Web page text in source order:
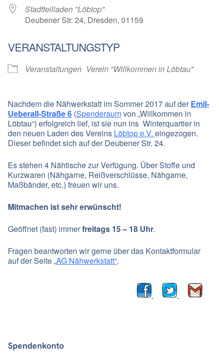
Stadtteilladen "Löbtop"
Deubener Str. 24, Dresden, 01159
VERANSTALTUNGSTYP
Veranstaltungen Verein "Willkommen in Löbtau"
Nachdem die Nähwerkstatt im Sommer 2017 auf derEmil-
Ueberall-Straße 6 (Spenderaumvon „Willkommen in
Löbtau“) erfolgreich lief, ist sie nun ins Winterquartier in
den neuen Laden des Vereins Löbtop e.V. eingezogen.
Dieser befindet sich auf der Deubener Str. 24.
Es stehen 4 Nähtische zur Verfügung. Über Stoffe und
Kurzwaren (Nähgarne, Reißverschlüsse, Nähgarne,
Maßbänder, etc.) freuen wir uns.
Mitmachen ist sehr erwünscht!
Geöffnet (fast) immerfreitags 15 – 18 Uhr.
Fragen beantworten wir gerne über das Kontaktformular
auf der Seite „AG Nähwerkstatt“.
Spendenkonto